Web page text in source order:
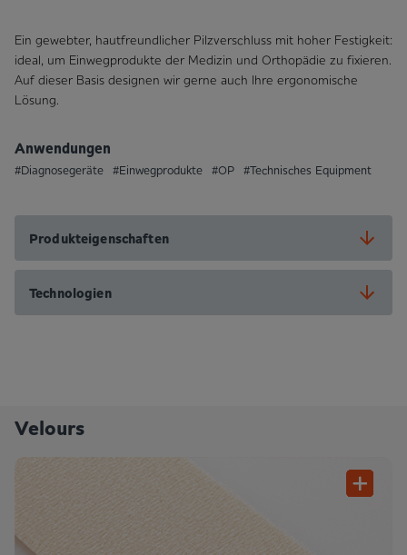
Ein gewebter, hautfreundlicher Pilzverschluss mit hoher Festigkeit:
ideal, um Einwegprodukte der Medizin und Orthopädie zu fixieren.
Auf dieser Basis designen wir gerne auch Ihre ergonomische
Lösung.
Anwendungen
#Diagnosegeräte #Einwegprodukte #OP #Technisches Equipment
Produkteigenschaften
Technologien
Velours